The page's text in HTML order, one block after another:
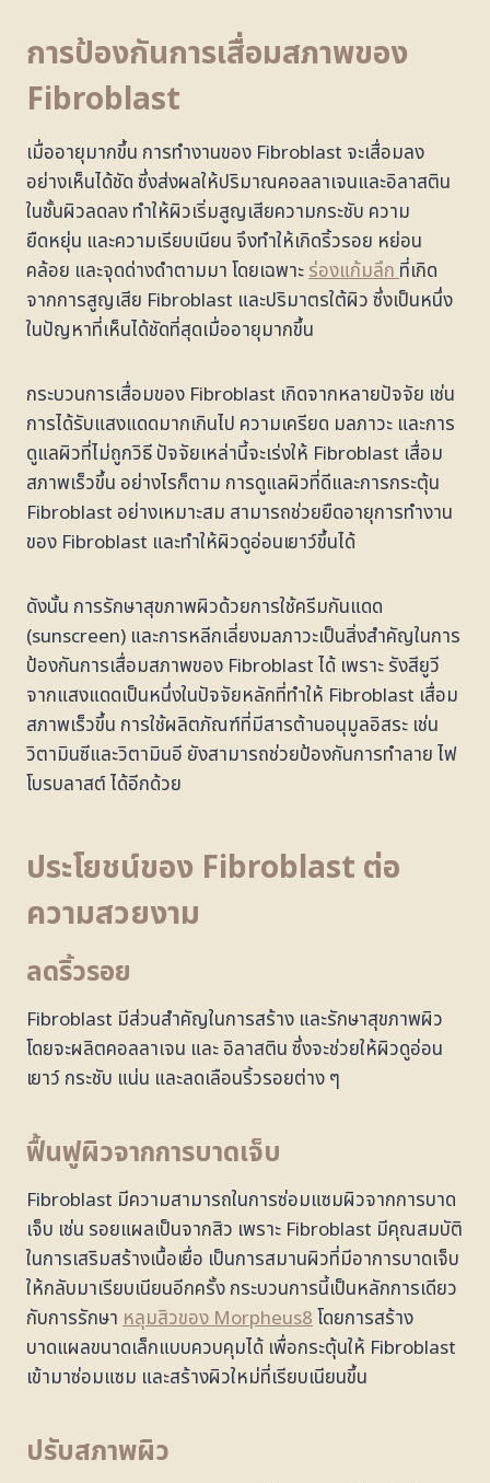
การป้องกันการเสื่อมสภาพของ
Fibroblast
เมื่ออายุมากขึ้น การทำงานของ Fibroblast จะเสื่อมลง
อย่างเห็นได้ชัด ซึ่งส่งผลให้ปริมาณคอลลาเจนและอิลาสติน
ในชั้นผิวลดลง ทำให้ผิวเริ่มสูญเสียความกระชับ ความ
ยืดหยุ่น และความเรียบเนียน จึงทำให้เกิดริ้วรอย หย่อน
คล้อย และจุดด่างดำตามมา โดยเฉพาะร่องแก้มลึกที่เกิด
จากการสูญเสีย Fibroblast และปริมาตรใต้ผิว ซึ่งเป็นหนึ่ง
ในปัญหาที่เห็นได้ชัดที่สุดเมื่ออายุมากขึ้น
กระบวนการเสื่อมของ Fibroblast เกิดจากหลายปัจจัย เช่น
การได้รับแสงแดดมากเกินไป ความเครียด มลภาวะ และการ
ดูแลผิวที่ไม่ถูกวิธี ปัจจัยเหล่านี้จะเร่งให้ Fibroblast เสื่อม
สภาพเร็วขึ้น อย่างไรก็ตาม การดูแลผิวที่ดีและการกระตุ้น
Fibroblast อย่างเหมาะสม สามารถช่วยยืดอายุการทำงาน
ของ Fibroblast และทำให้ผิวดูอ่อนเยาว์ขึ้นได้
ดังนั้น การรักษาสุขภาพผิวด้วยการใช้ครีมกันแดด
(sunscreen) และการหลีกเลี่ยงมลภาวะเป็นสิ่งสำคัญในการ
ป้องกันการเสื่อมสภาพของ Fibroblast ได้ เพราะ รังสียูวี
จากแสงแดดเป็นหนึ่งในปัจจัยหลักที่ทำให้ Fibroblast เสื่อม
สภาพเร็วขึ้น การใช้ผลิตภัณฑ์ที่มีสารต้านอนุมูลอิสระ เช่น
วิตามินซีและวิตามินอี ยังสามารถช่วยป้องกันการทำลาย ไฟ
โบรบลาสต์ ได้อีกด้วย
ประโยชน์ของ Fibroblast ต่อ
ความสวยงาม
ลดริ้วรอย
Fibroblast มีส่วนสำคัญในการสร้าง และรักษาสุขภาพผิว
โดยจะผลิตคอลลาเจน และ อิลาสติน ซึ่งจะช่วยให้ผิวดูอ่อน
เยาว์ กระชับ แน่น และลดเลือนริ้วรอยต่าง ๆ
ฟื้นฟูผิวจากการบาดเจ็บ
Fibroblast มีความสามารถในการซ่อมแซมผิวจากการบาด
เจ็บ เช่น รอยแผลเป็นจากสิว เพราะ Fibroblast มีคุณสมบัติ
ในการเสริมสร้างเนื้อเยื่อ เป็นการสมานผิวที่มีอาการบาดเจ็บ
ให้กลับมาเรียบเนียนอีกครั้ง กระบวนการนี้เป็นหลักการเดียว
กับการรักษาหลุมสิวของ Morpheus8โดยการสร้าง
บาดแผลขนาดเล็กแบบควบคุมได้ เพื่อกระตุ้นให้ Fibroblast
เข้ามาซ่อมแซม และสร้างผิวใหม่ที่เรียบเนียนขึ้น
ปรับสภาพผิว